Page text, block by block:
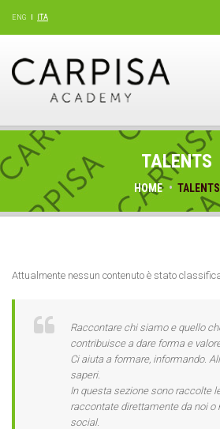
ENG ITA
TALENTS
HOME TALENTS
Attualmente nessun contenuto è stato
Raccontare chi siamo e quello
contribuisce a dare forma e
Ci aiuta a formare, informando.
saperi.
In questa sezione sono raccolte
raccontate direttamente da noi o
social.